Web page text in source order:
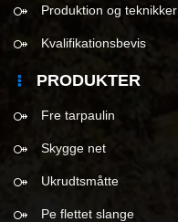
Produktion og teknikker
Kvalifikationsbevis
PRODUKTER
Fre tarpaulin
Skygge net
Ukrudtsmåtte
Pe flettet slange